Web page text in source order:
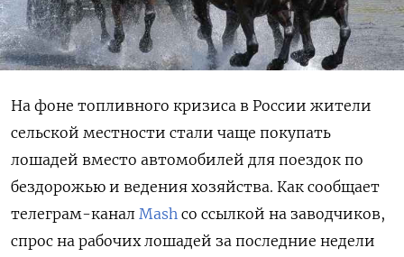
На фоне топливного кризиса в России жители
сельской местности стали чаще покупать
лошадей вместо автомобилей для поездок по
бездорожью и ведения хозяйства. Как сообщает
телеграм-канал Mash со ссылкой на заводчиков,
спрос на рабочих лошадей за последние недели